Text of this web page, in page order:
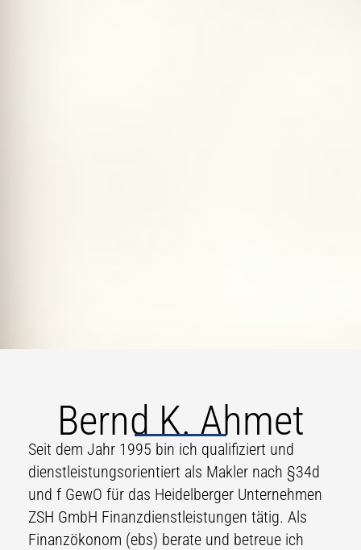
Bernd K. Ahmet
Seit dem Jahr 1995 bin ich qualifiziert und
dienstleistungsorientiert als Makler nach §34d
und f GewO für das Heidelberger Unternehmen
ZSH GmbH Finanzdienstleistungen tätig. Als
Finanzökonom (ebs) berate und betreue ich